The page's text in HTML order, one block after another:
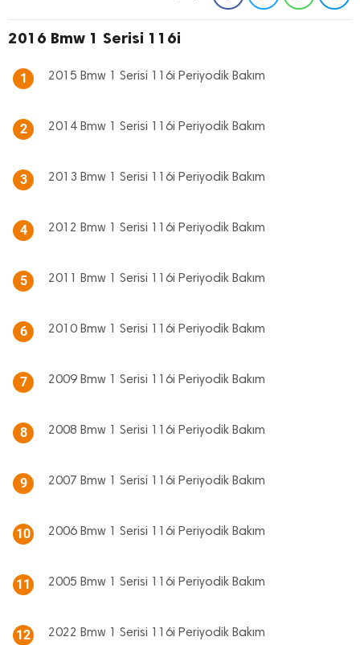
2016 Bmw 1 Serisi 116i
1 2015 Bmw 1 Serisi 116i Periyodik Bakım
2 2014 Bmw 1 Serisi 116i Periyodik Bakım
3 2013 Bmw 1 Serisi 116i Periyodik Bakım
4 2012 Bmw 1 Serisi 116i Periyodik Bakım
5 2011 Bmw 1 Serisi 116i Periyodik Bakım
6 2010 Bmw 1 Serisi 116i Periyodik Bakım
7 2009 Bmw 1 Serisi 116i Periyodik Bakım
8 2008 Bmw 1 Serisi 116i Periyodik Bakım
9 2007 Bmw 1 Serisi 116i Periyodik Bakım
10 2006 Bmw 1 Serisi 116i Periyodik Bakım
11 2005 Bmw 1 Serisi 116i Periyodik Bakım
12 2022 Bmw 1 Serisi 116i Periyodik Bakım